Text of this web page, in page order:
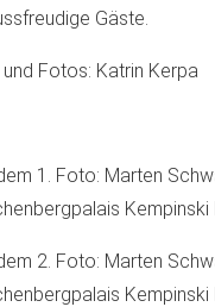
Gäste.
Fotos: Katrin Kerpa
1. Foto: Marten
Kempinski
2. Foto: Marten
Kempinski